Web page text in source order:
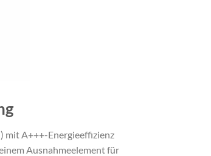
mit A+++-Energieeffizienz
Ausnahmeelement für